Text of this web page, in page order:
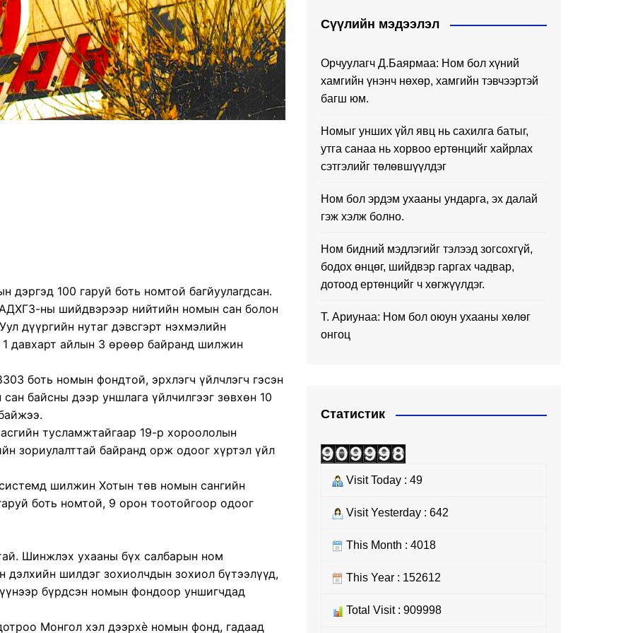
100 гаруй боть номтой багйуулагдсан.
ны шийдвэрээр нийтийн номын сан болон
дүүргийн нутаг дэвсгэрт нэхмэлийн
давхарт айлын 3 өрөөр байранд шилжин
боть номын фондтой, эрхлэгч үйлчлэгч гэсэн
байсны дээр уншлага үйлчилгээг зөвхөн 10
тусламжтайгаар 19-р хороололын
зориулалттай байранд орж одоог хүртэл үйл
шилжин Хотын төв номын сангийн
боть номтой, 9 орон тоотойгоор одоог
Шинжлэх ухааны бүх салбарын ном
дэлхийн шилдэг зохиолчдын зохиол бүтээлүүд,
бүрдсэн номын фондоор уншигчдад
Монгол хэл дээрхè номын фонд, гадаад
Сүүлийн мэдээлэл
Орчуулагч Д.Баярмаа: Ном бол хүний
хамгийн үнэнч нөхөр, хамгийн тэвчээртэй
багш юм.
Номыг унших үйл явц нь сахилга батыг,
утга санаа нь хорвоо ертөнцийг хайрлах
сэтгэлийг төлөвшүүлдэг
Ном бол эрдэм ухааны ундарга, эх далай
гэж хэлж болно.
Ном бидний мэдлэгийг тэлээд зогсохгүй,
бодох өнцөг, шийдвэр гаргах чадвар,
дотоод ертөнцийг ч хөгжүүлдэг.
Т. Ариунаа: Ном бол оюун ухааны хөлөг
онгоц
Статистик
Visit Today : 49
Visit Yesterday : 642
This Month : 4018
This Year : 152612
Total Visit : 909998